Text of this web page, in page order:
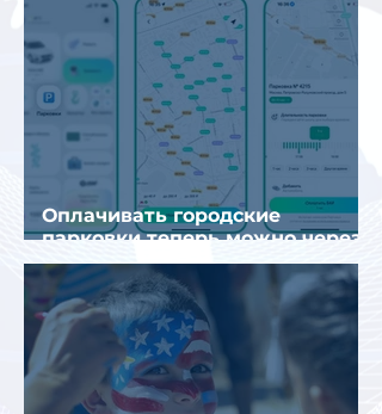
Оплачивать городские
парковки теперь можно через
Яндекс Go и «Заправки»